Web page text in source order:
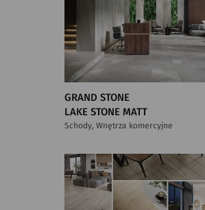
GRAND STONE
LAKE STONE MATT
Schody, Wnętrza komercyjne